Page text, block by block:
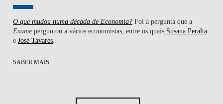
O que mudou numa década de Economia? Foi a pergunta que a
Exameperguntou a vários economistas, entre os quais Susana Peralta
e José Tavares
SABER MAIS